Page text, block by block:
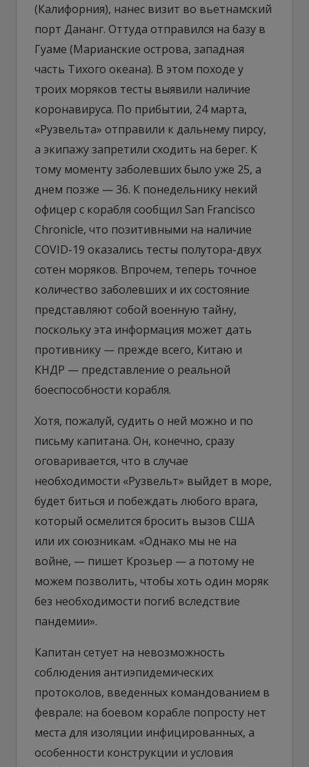
(Калифорния), нанес визит во вьетнамский
порт Дананг. Оттуда отправился на базу в
Гуаме (Марианские острова, западная
часть Тихого океана). В этом походе у
троих моряков тесты выявили наличие
коронавируса. По прибытии, 24 марта,
«Рузвельта» отправили к дальнему пирсу,
а экипажу запретили сходить на берег. К
тому моменту заболевших было уже 25, а
днем позже — 36. К понедельнику некий
офицер с корабля сообщил San Francisco
Chronicle, что позитивными на наличие
COVID-19 оказались тесты полутора-двух
сотен моряков. Впрочем, теперь точное
количество заболевших и их состояние
представляют собой военную тайну,
поскольку эта информация может дать
противнику — прежде всего, Китаю и
КНДР — представление о реальной
боеспособности корабля.
Хотя, пожалуй, судить о ней можно и по
письму капитана. Он, конечно, сразу
оговаривается, что в случае
необходимости «Рузвельт» выйдет в море,
будет биться и побеждать любого врага,
который осмелится бросить вызов США
или их союзникам. «Однако мы не на
войне, — пишет Крозьер — а потому не
можем позволить, чтобы хоть один моряк
без необходимости погиб вследствие
пандемии».
Капитан сетует на невозможность
соблюдения антиэпидемических
протоколов, введенных командованием в
феврале: на боевом корабле попросту нет
места для изоляции инфицированных, а
особенности конструкции и условия